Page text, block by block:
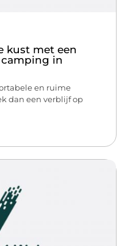
kust met een
camping in
en ruime
dan een verblijf op